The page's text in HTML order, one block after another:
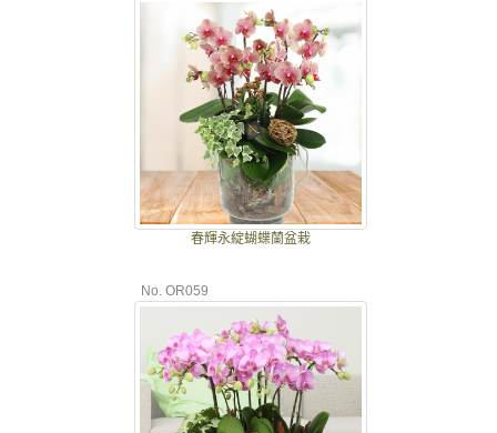
春輝永綻蝴蝶蘭盆栽
No. OR059